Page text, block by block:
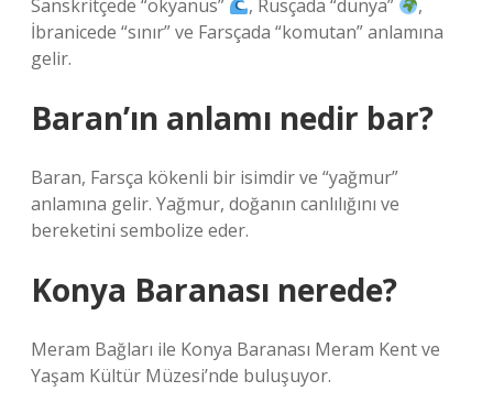
Sanskritçede “okyanus” , Rusçada “dünya”
,
İbranicede “sınır” ve Farsçada “komutan” anlamına
gelir.
Baran’ın anlamı nedir bar?
Baran, Farsça kökenli bir isimdir ve “yağmur”
anlamına gelir. Yağmur, doğanın canlılığını ve
bereketini sembolize eder.
Konya Baranası nerede?
Meram Bağları ile Konya Baranası Meram Kent ve
Yaşam Kültür Müzesi’nde buluşuyor.